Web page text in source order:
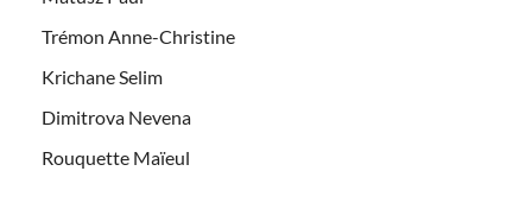
Trémon Anne-Christine
Krichane Selim
Dimitrova Nevena
Rouquette Maïeul